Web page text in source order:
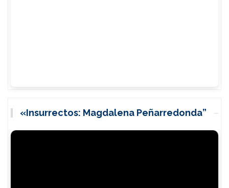
«Insurrectos: Magdalena Peñarredonda”